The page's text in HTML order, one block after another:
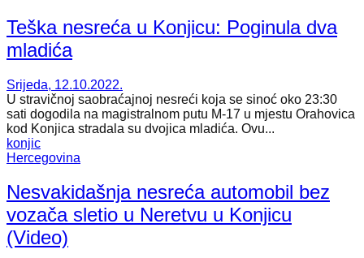
Teška nesreća u Konjicu: Poginula dva
mladića
Srijeda, 12.10.2022.
U stravičnoj saobraćajnoj nesreći koja se sinoć oko 23:30
sati dogodila na magistralnom putu M-17 u mjestu Orahovica
kod Konjica stradala su dvojica mladića. Ovu...
konjic
Hercegovina
Nesvakidašnja nesreća automobil bez
vozača sletio u Neretvu u Konjicu
(Video)